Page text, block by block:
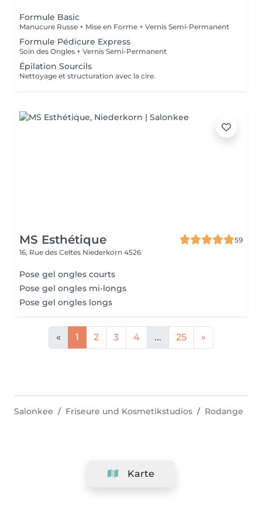
Formule Basic
Manucure Russe + Mise en Forme + Vernis Semi-Permanent
Formule Pédicure Express
Soin des Ongles + Vernis Semi-Permanent
Épilation Sourcils
Nettoyage et structuration avec la cire.
MS Esthétique
59
16, Rue des Celtes Niederkorn 4526
Pose gel ongles courts
Pose gel ongles mi-longs
Pose gel ongles longs
« 1 2 3 4 ... 25 »
Karte
Salonkee Friseure und Kosmetikstudios Rodange